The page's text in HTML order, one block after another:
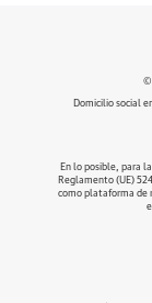
©
Domicilio social
En lo posible, para
Reglamento (UE)
como plataforma de